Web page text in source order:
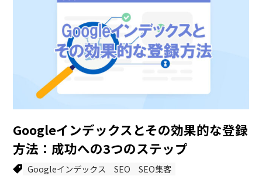
Googleインデックスとその効果的な登録
方法：成功への3つのステップ
Googleインデックス SEO SEO集客